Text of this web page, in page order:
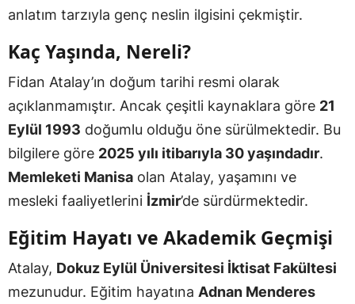
anlatım tarzıyla genç neslin ilgisini çekmiştir.
Kaç Yaşında, Nereli?
Fidan Atalay’ın doğum tarihi resmi olarak
açıklanmamıştır. Ancak çeşitli kaynaklara göre 21
Eylül 1993 doğumlu olduğu öne sürülmektedir. Bu
bilgilere göre 2025 yılı itibarıyla 30 yaşındadır.
Memleketi Manisa olan Atalay, yaşamını ve
mesleki faaliyetlerini İzmir’de sürdürmektedir.
Eğitim Hayatı ve Akademik Geçmişi
Atalay, Dokuz Eylül Üniversitesi İktisat Fakültesi
mezunudur. Eğitim hayatına Adnan Menderes